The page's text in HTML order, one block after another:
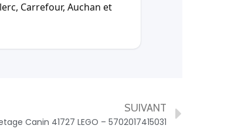
Carrefour, Auchan et
SUIVANT
Canin 41727 LEGO – 5702017415031